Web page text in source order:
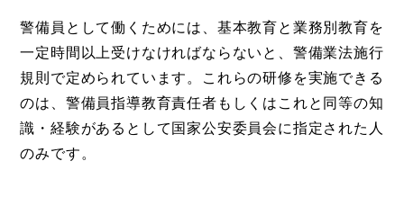
警備員として働くためには、基本教育と業務別教育を
一定時間以上受けなければならないと、警備業法施行
規則で定められています。これらの研修を実施できる
のは、警備員指導教育責任者もしくはこれと同等の知
識・経験があるとして国家公安委員会に指定された人
のみです。